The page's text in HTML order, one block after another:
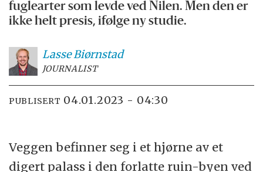
fuglearter som levde ved Nilen. Men den er
ikke helt presis, ifølge ny studie.
LasseBiørnstad
JOURNALIST
PUBLISERT 04.01.2023 - 04:30
Veggen befinner seg i et hjørne av et
digert palass i den forlatte ruin-byen ved